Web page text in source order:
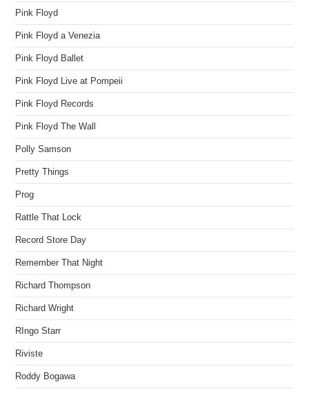
Pink Floyd
Pink Floyd a Venezia
Pink Floyd Ballet
Pink Floyd Live at Pompeii
Pink Floyd Records
Pink Floyd The Wall
Polly Samson
Pretty Things
Prog
Rattle That Lock
Record Store Day
Remember That Night
Richard Thompson
Richard Wright
RIngo Starr
Riviste
Roddy Bogawa